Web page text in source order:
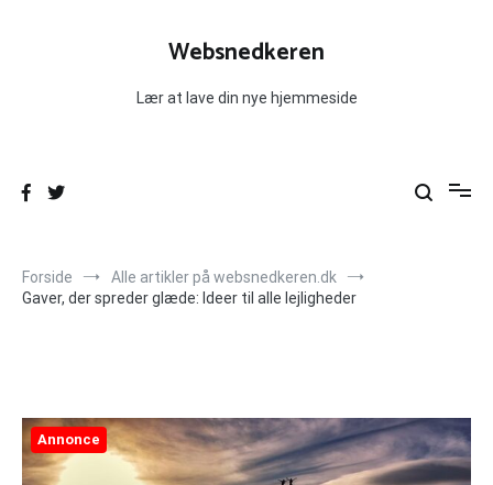
Websnedkeren
Lær at lave din nye hjemmeside
Forside
Alle artikler på websnedkeren.dk
Gaver, der spreder glæde: Ideer til alle lejligheder
Annonce